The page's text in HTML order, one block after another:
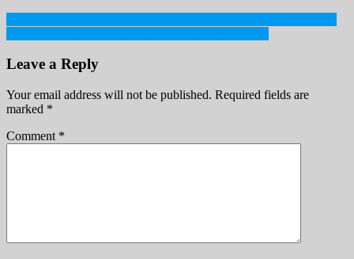
Post
navigation
Leave a Reply
Your email address will not be published. Required fields are
marked *
Comment *